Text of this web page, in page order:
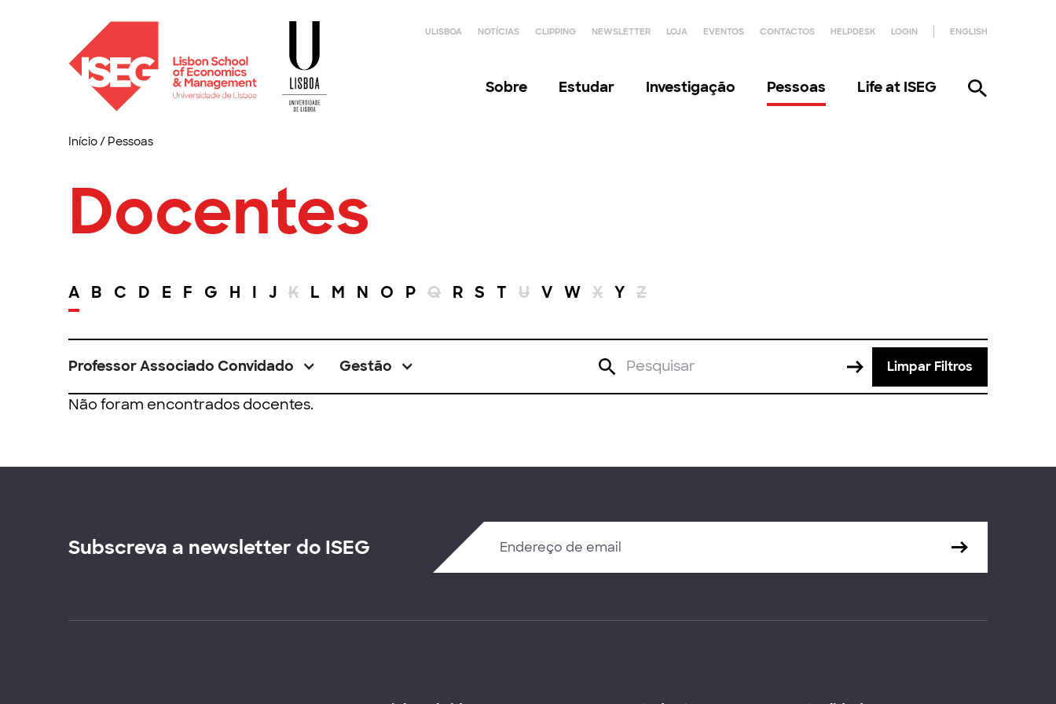
ULISBOA NOTÍCIAS CLIPPING NEWSLETTER LOJA EVENTOS CONTACTOS HELPDESK LOGIN ENGLISH
Sobre Estudar Investigação Pessoas Life at ISEG
Início/ Pessoas
Docentes
A B C D E F G H I J K L M N O P Q R S T U V W X Y Z
Professor Associado Convidado Gestão Limpar Filtros
Não foram encontrados docentes.
Subscreva a newsletter do ISEG